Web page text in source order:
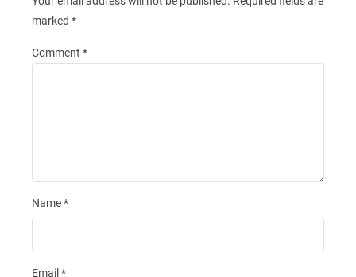
marked *
Comment *
Name*
Email *